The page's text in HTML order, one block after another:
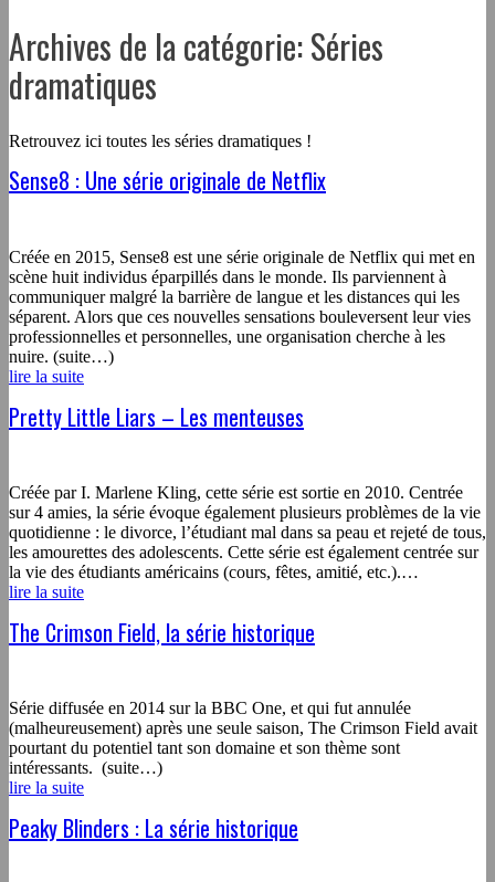
Archives de la catégorie: Séries
dramatiques
Retrouvez ici toutes les séries dramatiques !
Sense8 : Une série originale de Netflix
Créée en 2015, Sense8 est une série originale de Netflix qui met en
scène huit individus éparpillés dans le monde. Ils parviennent à
communiquer malgré la barrière de langue et les distances qui les
séparent. Alors que ces nouvelles sensations bouleversent leur vies
professionnelles et personnelles, une organisation cherche à les
nuire. (suite…)
lire la suite
Pretty Little Liars – Les menteuses
Créée par I. Marlene Kling, cette série est sortie en 2010. Centrée
sur 4 amies, la série évoque également plusieurs problèmes de la vie
quotidienne : le divorce, l’étudiant mal dans sa peau et rejeté de tous,
les amourettes des adolescents. Cette série est également centrée sur
la vie des étudiants américains (cours, fêtes, amitié, etc.).…
lire la suite
The Crimson Field, la série historique
Série diffusée en 2014 sur la BBC One, et qui fut annulée
(malheureusement) après une seule saison, The Crimson Field avait
pourtant du potentiel tant son domaine et son thème sont
intéressants. (suite…)
lire la suite
Peaky Blinders : La série historique